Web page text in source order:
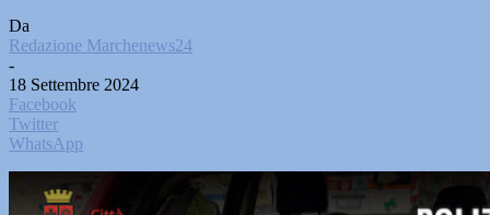
Da
Redazione Marchenews24
-
18 Settembre 2024
Facebook
Twitter
WhatsApp